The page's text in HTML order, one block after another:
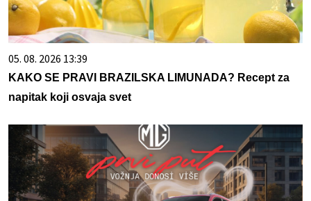
05. 08. 2026 13:39
KAKO SE PRAVI BRAZILSKA LIMUNADA? Recept za
napitak koji osvaja svet